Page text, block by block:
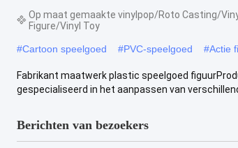
Op maat gemaakte vinylpop/Roto Casting/
Figure/Vinyl Toy
#Cartoon speelgoed #PVC-speelgoed #Actie
Fabrikant maatwerk plastic speelgoed
gespecialiseerd in het aanpassen van
Berichten van bezoekers